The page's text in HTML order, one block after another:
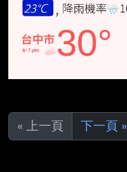
« 上一頁 下一頁 »